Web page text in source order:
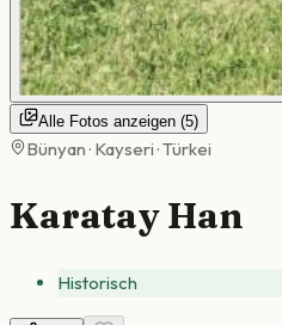
Alle Fotos anzeigen (5)
Bünyan · Kayseri · Türkei
Karatay Han
Historisch